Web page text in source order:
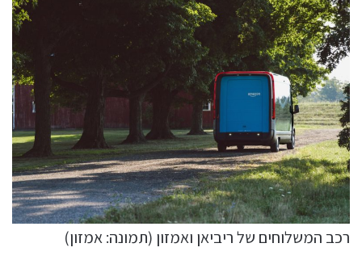
רכב המשלוחים של ריביאן ואמזון (תמונה: אמזון)